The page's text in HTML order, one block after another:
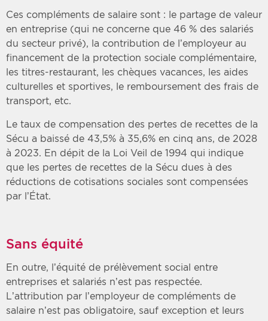
Ces compléments de salaire sont : le partage de valeur
en entreprise (qui ne concerne que 46 % des salariés
du secteur privé), la contribution de l’employeur au
financement de la protection sociale complémentaire,
les titres-restaurant, les chèques vacances, les aides
culturelles et sportives, le remboursement des frais de
transport, etc.
Le taux de compensation des pertes de recettes de la
Sécu a baissé de 43,5% à 35,6% en cinq ans, de 2028
à 2023. En dépit de la Loi Veil de 1994 qui indique
que les pertes de recettes de la Sécu dues à des
réductions de cotisations sociales sont compensées
par l’État.
Sans équité
En outre, l’équité de prélèvement social entre
entreprises et salariés n’est pas respectée.
L’attribution par l’employeur de compléments de
salaire n’est pas obligatoire, sauf exception et leurs